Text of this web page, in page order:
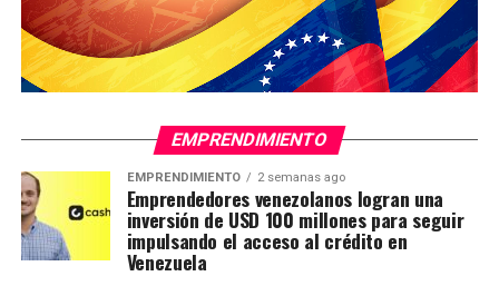
EMPRENDIMIENTO
EMPRENDIMIENTO 2 semanas ago
Emprendedores venezolanos logran una
inversión de USD 100 millones para seguir
impulsando el acceso al crédito en
Venezuela